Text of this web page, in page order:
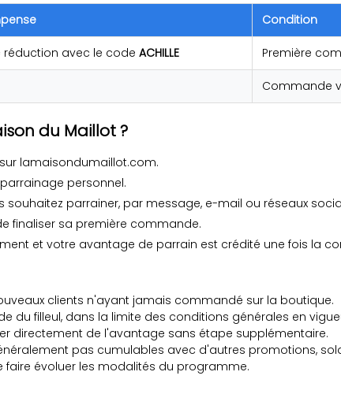
Condition
réduction avec le code ACHILLE Première
Commande
du Maillot ?
lamaisondumaillot.com.
personnel.
parrainer, par message, e-mail ou réseaux
finaliser sa première commande.
et votre avantage de parrain est crédité une fois la
clients n'ayant jamais commandé sur la boutique.
du filleul, dans la limite des conditions générales en
directement de l'avantage sans étape supplémentaire.
pas cumulables avec d'autres promotions,
faire évoluer les modalités du programme.